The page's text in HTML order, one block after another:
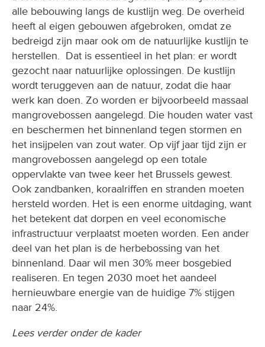
alle bebouwing langs de kustlijn weg. De overheid
heeft al eigen gebouwen afgebroken, omdat ze
bedreigd zijn maar ook om de natuurlijke kustlijn te
herstellen. Dat is essentieel in het plan: er wordt
gezocht naar natuurlijke oplossingen. De kustlijn
wordt teruggeven aan de natuur, zodat die haar
werk kan doen. Zo worden er bijvoorbeeld massaal
mangrovebossen aangelegd. Die houden water vast
en beschermen het binnenland tegen stormen en
het insijpelen van zout water. Op vijf jaar tijd zijn er
mangrovebossen aangelegd op een totale
oppervlakte van twee keer het Brussels gewest.
Ook zandbanken, koraalriffen en stranden moeten
hersteld worden. Het is een enorme uitdaging, want
het betekent dat dorpen en veel economische
infrastructuur verplaatst moeten worden. Een ander
deel van het plan is de herbebossing van het
binnenland. Daar wil men 30% meer bosgebied
realiseren. En tegen 2030 moet het aandeel
hernieuwbare energie van de huidige 7% stijgen
naar 24%.
Lees verder onder de kader